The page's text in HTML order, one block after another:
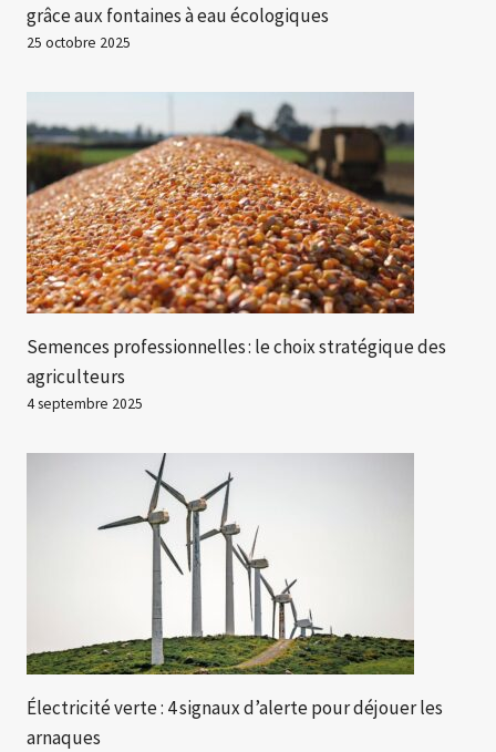
grâce aux fontaines à eau écologiques
25 octobre 2025
Semences professionnelles : le choix stratégique des
agriculteurs
4 septembre 2025
Électricité verte : 4 signaux d’alerte pour déjouer les
arnaques